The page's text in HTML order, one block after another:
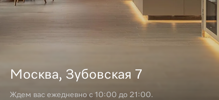
Москва, Зубовская 7
Ждем вас ежедневно с 10:00 до 21:00.